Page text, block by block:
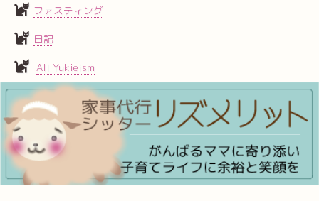
ファスティング
日記
All Yukieism